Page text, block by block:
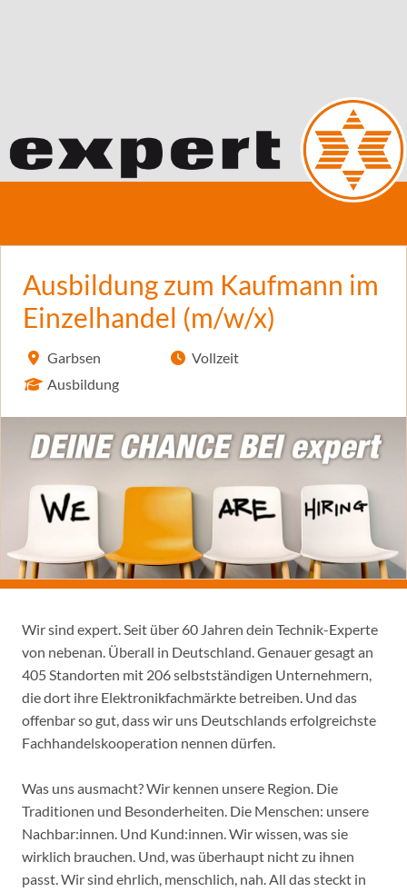
Ausbildung zum Kaufmann im
Einzelhandel (m/w/x)
Garbsen
Ausbildung
Vollzeit
Wir sind expert. Seit über 60 Jahren dein Technik-Experte
von nebenan. Überall in Deutschland. Genauer gesagt an
405 Standorten mit 206 selbstständigen Unternehmern,
die dort ihre Elektronikfachmärkte betreiben. Und das
offenbar so gut, dass wir uns Deutschlands erfolgreichste
Fachhandelskooperation nennen dürfen.
Was uns ausmacht? Wir kennen unsere Region. Die
Traditionen und Besonderheiten. Die Menschen: unsere
Nachbar:innen. Und Kund:innen. Wir wissen, was sie
wirklich brauchen. Und, was überhaupt nicht zu ihnen
passt. Wir sind ehrlich, menschlich, nah. All das steckt in